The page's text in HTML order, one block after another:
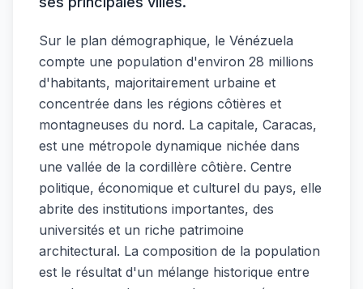
Sur le plan démographique, le Vénézuela
compte une population d'environ 28 millions
d'habitants, majoritairement urbaine et
concentrée dans les régions côtières et
montagneuses du nord. La capitale, Caracas,
est une métropole dynamique nichée dans
une vallée de la cordillère côtière. Centre
politique, économique et culturel du pays, elle
abrite des institutions importantes, des
universités et un riche patrimoine
architectural. La composition de la population
est le résultat d'un mélange historique entre